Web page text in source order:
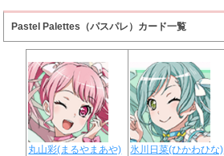
Pastel Palettes（パスパレ）カード一覧
丸山彩(まるやまあや) 氷川日菜(ひかわひな)